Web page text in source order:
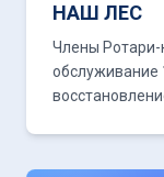
НАШ ЛЕС
Члены Ротари-клуба Тольятти Меркурий взяли на
обслуживание